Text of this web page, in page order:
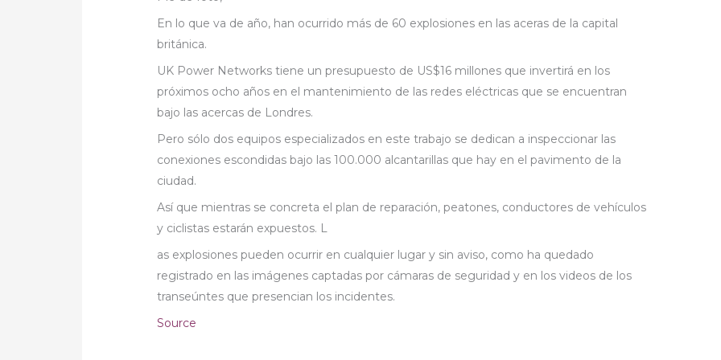
En lo que va de año, han ocurrido más de 60 explosiones en las aceras de la capital
británica.
UK Power Networks tiene un presupuesto de US$16 millones que invertirá en los
próximos ocho años en el mantenimiento de las redes eléctricas que se encuentran
bajo las acercas de Londres.
Pero sólo dos equipos especializados en este trabajo se dedican a inspeccionar las
conexiones escondidas bajo las 100.000 alcantarillas que hay en el pavimento de la
ciudad.
Así que mientras se concreta el plan de reparación, peatones, conductores de vehículos
y ciclistas estarán expuestos. L
as explosiones pueden ocurrir en cualquier lugar y sin aviso, como ha quedado
registrado en las imágenes captadas por cámaras de seguridad y en los videos de los
transeúntes que presencian los incidentes.
Source